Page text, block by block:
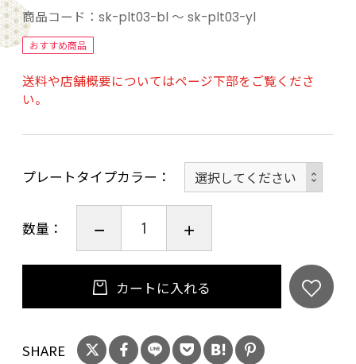
に錆びが起き得ます。
※返品・交換対応不可商品です。
商品コード： sk-plt03-bl ～ sk-plt03-yl
おすすめ商品
送料や店舗概要についてはページ下部をご覧くださ
い。
プレートタイプカラー
数量：
カートに入れる
SHARE